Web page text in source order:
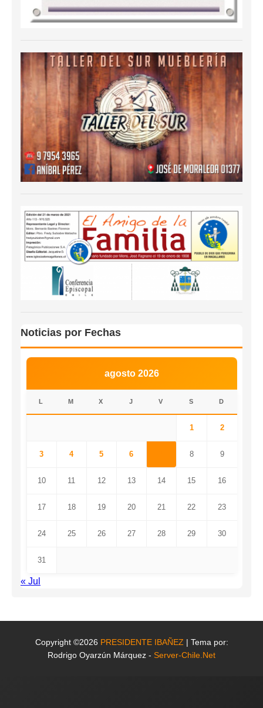
Noticias por Fechas
agosto 2026
L M X J V S D
1 2
3 4 5 6 8 9
10 11 12 13 14 15 16
17 18 19 20 21 22 23
24 25 26 27 28 29 30
31
« Jul
Copyright ©2026 PRESIDENTE IBAÑEZ | Tema por:
Rodrigo Oyarzún Márquez - Server-Chile.Net